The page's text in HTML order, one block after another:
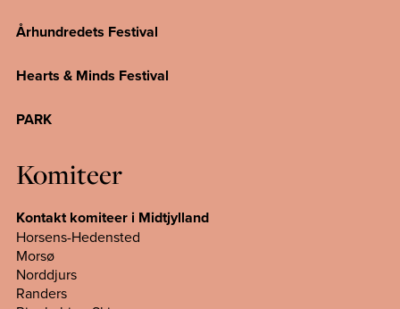
Århundredets Festival
Hearts & Minds Festival
PARK
Komiteer
Kontakt komiteer i Midtjylland
Horsens-Hedensted
Morsø
Norddjurs
Randers